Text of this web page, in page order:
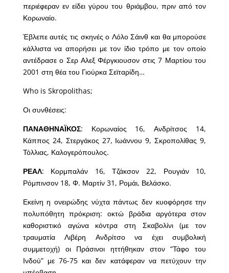
περιέφεραν εν είδει γύρου του θριάμβου, πριν από τον
Κορωναίο.
Έβλεπε αυτές τις σκηνές ο Λόλο Σάινθ και θα μπορούσε
κάλλιστα να απορήσει με τον ίδιο τρόπο με τον οποίο
αντέδρασε ο Σερ Αλεξ Φέργκιουσον στις 7 Μαρτίου του
2001 στη θέα του Γιούρκα Σεϊταρίδη…
Who is Skropolithas;
Οι συνθέσεις:
ΠΑΝΑΘΗΝΑΪΚΟΣ: Κορωναίος 16, Ανδρίτσος 14,
Κάππος 24, Στεργάκος 27, Ιωάννου 9, Σκροπολίθας 9,
Τόλλιας, Καλογερόπουλος.
ΡΕΑΛ: Κορμπαλάν 16, Τζάκσον 22, Ρουγιάν 10,
Ρόμπινσον 18, Φ. Μαρτίν 31, Ρομάι, Βελάσκο.
Εκείνη η ονειρώδης νύχτα πάντως δεν κυοφόρησε την
πολυπόθητη πρόκριση: οκτώ βράδια αργότερα στον
καθοριστικό αγώνα κόντρα στη Σκαβολίνι (με τον
τραυματία Λιβέρη Ανδρίτσο να έχει συμβολική
συμμετοχή) οι Πράσινοι ηττήθηκαν στον “Τάφο του
Ινδού” με 76-75 και δεν κατάφεραν να πετύχουν την